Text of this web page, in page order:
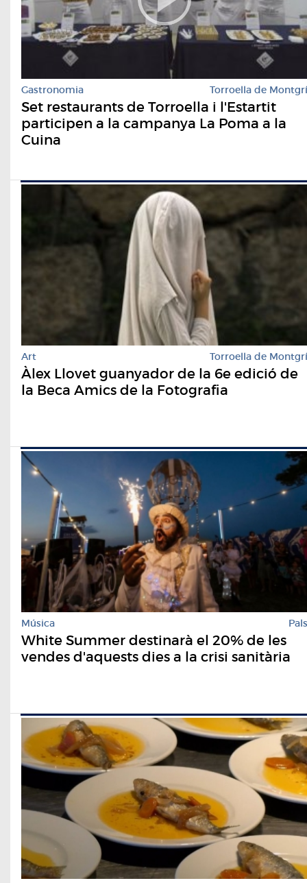
Gastronomia Torroella de Montgrí
Set restaurants de Torroella i l'Estartit
participen a la campanya La Poma a la
Cuina
Art Torroella de Montgrí
Àlex Llovet guanyador de la 6e edició de
la Beca Amics de la Fotografia
Música Pals
White Summer destinarà el 20% de les
vendes d'aquests dies a la crisi sanitària